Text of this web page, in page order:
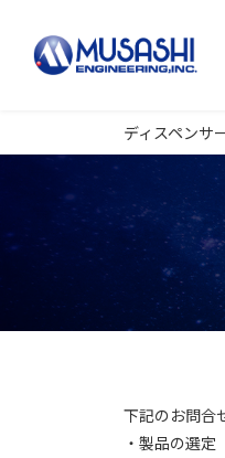
ディスペンサ
下記のお問合
・製品の選定